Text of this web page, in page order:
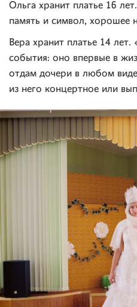
Ольга хранит платье 16
память и символ, хорошее
Вера хранит платье 14 лет.
события: оно впервые в
отдам дочери в любом
из него концертное или